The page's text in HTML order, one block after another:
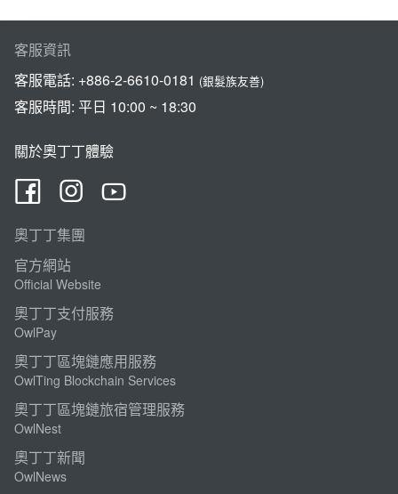
客服資訊
客服電話: +886-2-6610-0181 (銀髮族友善)
客服時間: 平日 10:00 ~ 18:30
關於奧丁丁體驗
奧丁丁集團
官方網站
Official Website
奧丁丁支付服務
OwlPay
奧丁丁區塊鏈應用服務
OwlTing Blockchain Services
奧丁丁區塊鏈旅宿管理服務
OwlNest
奧丁丁新聞
OwlNews